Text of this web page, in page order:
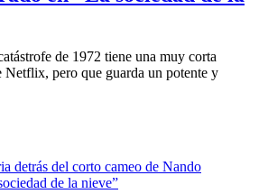
de 1972 tiene una muy corta
Netflix, pero que guarda un potente y